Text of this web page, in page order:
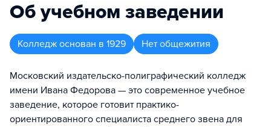
Об учебном заведении
Колледж основан в 1929 Нет общежития
Московский издательско-полиграфический колледж
имени Ивана Федорова — это современное учебное
заведение, которое готовит практико-
ориентированного специалиста среднего звена для